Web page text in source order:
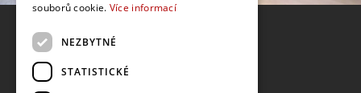
souborů cookie. Více informací
NEZBYTNÉ
STATISTICKÉ